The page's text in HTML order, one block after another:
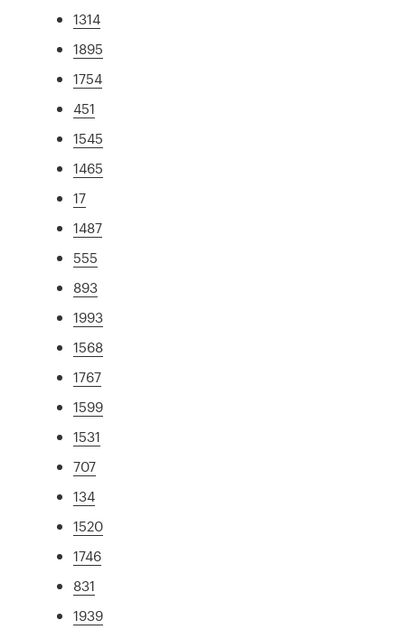
1314
1895
1754
451
1545
1465
17
1487
555
893
1993
1568
1767
1599
1531
707
134
1520
1746
831
1939